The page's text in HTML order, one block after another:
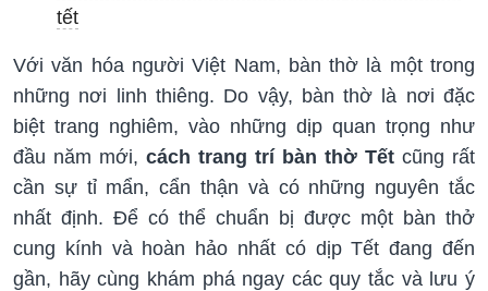
tết
Với văn hóa người Việt Nam, bàn thờ là một trong
những nơi linh thiêng. Do vậy, bàn thờ là nơi đặc
biệt trang nghiêm, vào những dịp quan trọng như
đầu năm mới, cách trang trí bàn thờ Tết cũng rất
cần sự tỉ mẩn, cẩn thận và có những nguyên tắc
nhất định. Để có thể chuẩn bị được một bàn thở
cung kính và hoàn hảo nhất có dịp Tết đang đến
gần, hãy cùng khám phá ngay các quy tắc và lưu ý